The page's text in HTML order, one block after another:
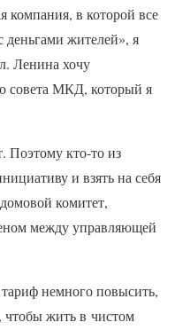
компания, в которой все
деньгами жителей», я
Ленина хочу
совета МКД, который я
Поэтому кто-то из
и взять на себя
комитет,
между управляющей
немного повысить,
чтобы жить в чистом